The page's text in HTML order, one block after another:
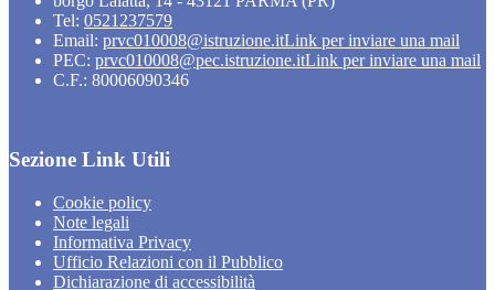
Tel: 0521237579
Email: prvc010008@istruzione.itLink per inviare una mail
PEC: prvc010008@pec.istruzione.itLink per inviare una mail
C.F.: 80006090346
Sezione Link Utili
Cookie policy
Note legali
Informativa Privacy
Ufficio Relazioni con il Pubblico
Dichiarazione di accessibilità